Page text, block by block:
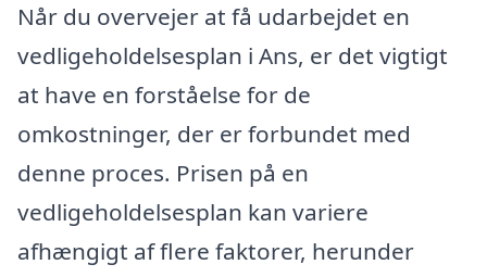
Når du overvejer at få udarbejdet en
vedligeholdelsesplan i Ans, er det vigtigt
at have en forståelse for de
omkostninger, der er forbundet med
denne proces. Prisen på en
vedligeholdelsesplan kan variere
afhængigt af flere faktorer, herunder